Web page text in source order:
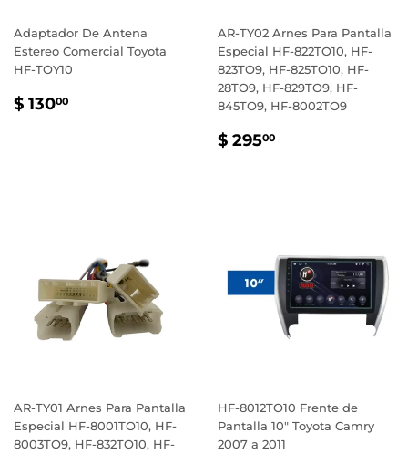
Adaptador De Antena
Estereo Comercial Toyota
HF-TOY10
PRECIO
$ 13000
AR-TY02 Arnes Para Pantalla
Especial HF-822TO10, HF-
823TO9, HF-825TO10, HF-
28TO9, HF-829TO9, HF-
845TO9, HF-8002TO9
PRECIO
$ 29500
AR-TY01 Arnes Para Pantalla
Especial HF-8001TO10, HF-
8003TO9, HF-832TO10, HF-
HF-8012TO10 Frente de
Pantalla 10" Toyota Camry
2007 a 2011